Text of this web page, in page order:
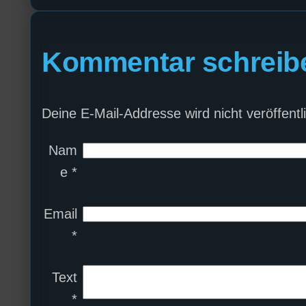
Kommentar
Deine E-Mail-Addresse wird nicht
Nam
e *
Email
*
Text
*